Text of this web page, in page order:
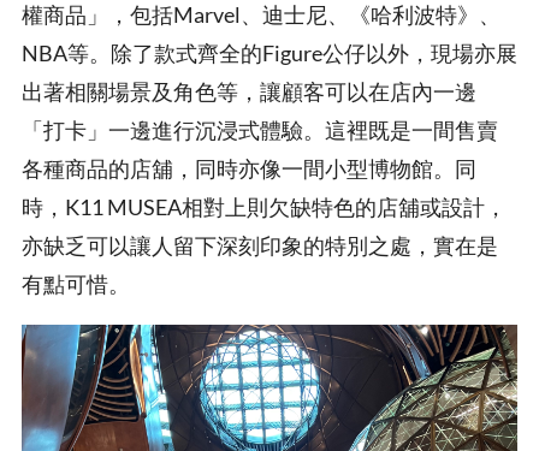
權商品」，包括Marvel、迪士尼、《哈利波特》、
NBA等。除了款式齊全的Figure公仔以外，現場亦展
出著相關場景及角色等，讓顧客可以在店內一邊
「打卡」一邊進行沉浸式體驗。這裡既是一間售賣
各種商品的店舖，同時亦像一間小型博物館。同
時，K11 MUSEA相對上則欠缺特色的店舖或設計，
亦缺乏可以讓人留下深刻印象的特別之處，實在是
有點可惜。